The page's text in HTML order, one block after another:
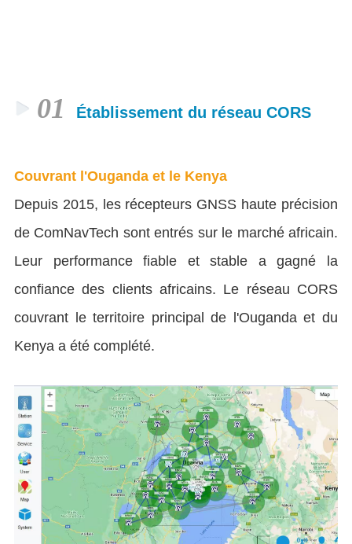
01 Établissement du réseau CORS
Couvrant l'Ouganda et le Kenya
Depuis 2015, les récepteurs GNSS haute précision
de ComNavTech sont entrés sur le marché africain.
Leur performance fiable et stable a gagné la
confiance des clients africains. Le réseau CORS
couvrant le territoire principal de l'Ouganda et du
Kenya a été complété.